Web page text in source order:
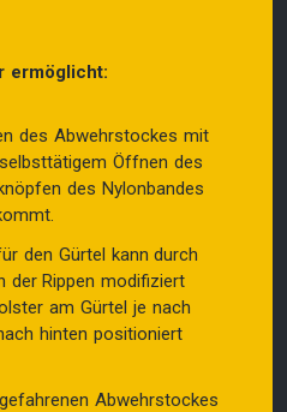
ermöglicht:
des Abwehrstockes mit
Öffnen des
des Nylonbandes
den Gürtel kann durch
der Rippen modifiziert
am Gürtel je nach
hinten positioniert
Abwehrstockes